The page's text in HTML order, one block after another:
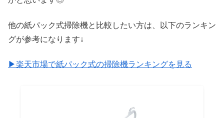
他の紙パック式掃除機と比較したい方は、以下のランキン
グが参考になります↓
▶楽天市場で紙パック式の掃除機ランキングを見る